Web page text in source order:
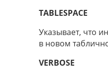
TABLESPACE
Указывает, что
в новом
VERBOSE